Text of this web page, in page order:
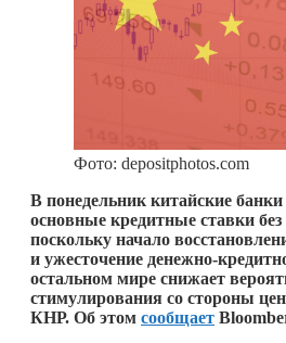
Фото: depositphotos.com
В понедельник китайские
основные кредитные ставки
поскольку начало
и ужесточение денежно-
остальном мире снижает
стимулирования со стороны
КНР. Об этом сообщает